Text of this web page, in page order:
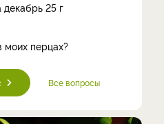
декабрь 25 г
моих перцах?
Все вопросы